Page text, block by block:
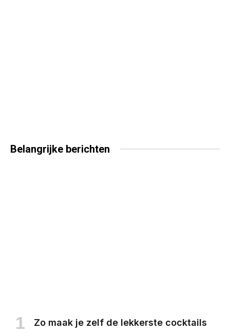
Belangrijke berichten
Zo maak je zelf de lekkerste cocktails